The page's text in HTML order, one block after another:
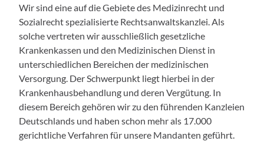
Wir sind eine auf die Gebiete des Medizinrecht und
Sozialrecht spezialisierte Rechtsanwaltskanzlei. Als
solche vertreten wir ausschließlich gesetzliche
Krankenkassen und den Medizinischen Dienst in
unterschiedlichen Bereichen der medizinischen
Versorgung. Der Schwerpunkt liegt hierbei in der
Krankenhausbehandlung und deren Vergütung. In
diesem Bereich gehören wir zu den führenden Kanzleien
Deutschlands und haben schon mehr als 17.000
gerichtliche Verfahren für unsere Mandanten geführt.